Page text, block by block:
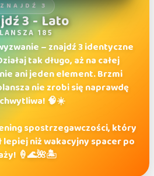
ZNAJDŹ 3
3 - Lato
185
– znajdź 3 identyczne
tak długo, aż na całej
ani jeden element. Brzmi
nie zrobi się naprawdę
🧠☀️
spostrzegawczości, który
lepiej niż wakacyjny spacer po
🍦🌊🌺🏝️